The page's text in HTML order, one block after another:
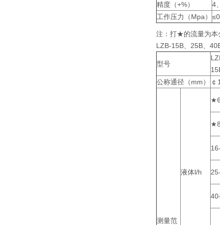
精度（+%）
4
工作压力（Mpa）
注：打★的流量为本
LZB-15B、25B、
型号
公称通径（mm）
￠
测量范
液体l/h